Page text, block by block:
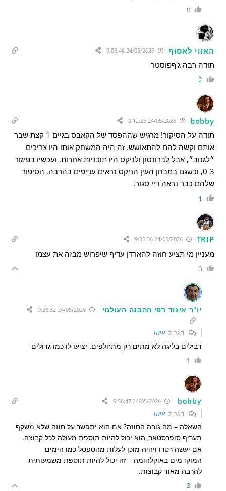
0
האווי לאסוף 24/05/2026 9:06:46
תודה רבה ג'ףפוסטר
2
bobby
תודה על הסיקור! מרגיש שההפסד של הקאבס בגיים 1 קצת שבר
אותם וקשה להם להתאושש. זה היה המשחק אותו היו צריכים
״לגנוב״, אבל לברונסון ולניקס היו תוכניות אחרות. ועכשיו בפיגור
0-3, וכשגם במבחן העין הניקס נראים עדיפים בהרבה, הסיפור
שלהם כבר נראה דיי סגור.
1
TRIP
24/05/2026 9:35:36
מעניין מי תציע חוזה להארדן עדיף שיפרוש מבזה את עצמו
0
יו"ר איגוד רפי ההבנה העולמי 24/05/2026 9:38:32
הגב לTRIP
דבילים בליגה לא מתים רק מתחלפים. יציעו לו כמו גדולים
1
bobby
הגב לTRIP
השאלה – מה גובה החוזה? אם הוא יתפשר על חוזה שלא משקף
תעריף סופרסטאר, הוא יכול להיות תוספת מעולה לכל קבוצה.
אם יעשה רטרו ויהיה מוכן לעלות מהספסל כמו הימים
המוקדמים באוקלהומה – זה יכול להיות תוספת משמעותית
להרבה מאוד קבוצות.
3